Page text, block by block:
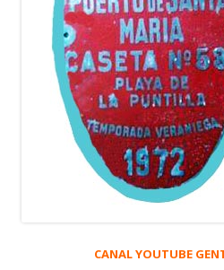
CANAL YOUTUBE